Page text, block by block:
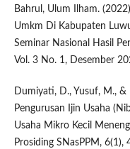
Bahrul, Ulum Ilham.
Umkm Di Kabupaten
Seminar Nasional Hasil
Vol. 3 No. 1, Desember
Dumiyati, D., Yusuf, M.,
Pengurusan Ijin Usaha
Usaha Mikro Kecil
Prosiding SNasPPM, 6(1),